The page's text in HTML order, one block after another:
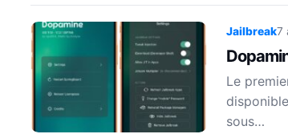
Jailbreak7
Le
sous…